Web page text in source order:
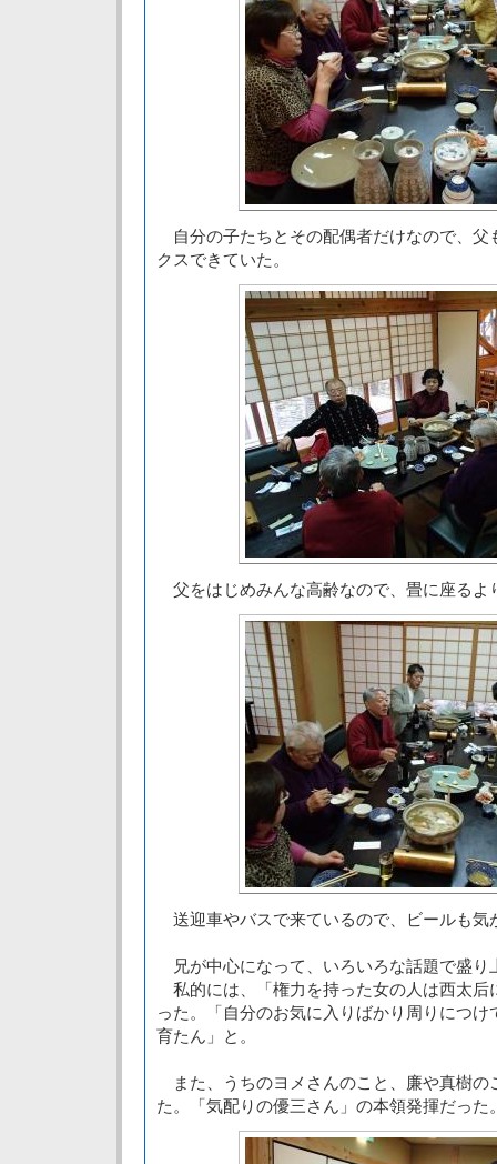
自分の子たちとその配偶者だけなので、父
クスできていた。
父をはじめみんな高齢なので、畳に座るよ
送迎車やバスで来ているので、ビールも気
兄が中心になって、いろいろな話題で盛り
私的には、「権力を持った女の人は西太后
った。「自分のお気に入りばかり周りにつ
育たん」と。
また、うちのヨメさんのこと、廉や真樹の
た。「気配りの優三さん」の本領発揮だった